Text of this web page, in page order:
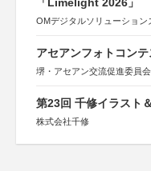
OMデジタルソリューション
アセアンフォトコン
堺・アセアン交流促進委員会
第23回 千修イラスト
株式会社千修